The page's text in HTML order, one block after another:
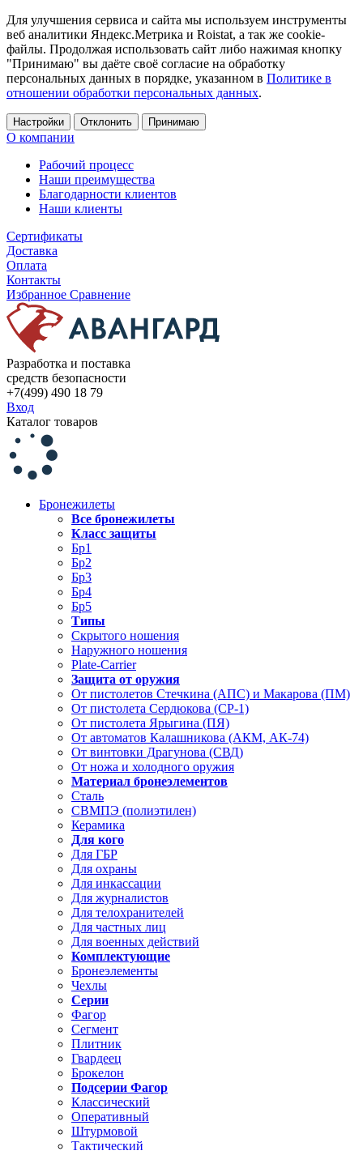
Для улучшения сервиса и сайта мы используем инструменты
веб аналитики Яндекс.Метрика и Roistat, а так же cookie-
файлы. Продолжая использовать сайт либо нажимая кнопку
"Принимаю" вы даёте своё согласие на обработку
персональных данных в порядке, указанном в Политике в
отношении обработки персональных данных.
Настройки Отклонить Принимаю
О компании
Рабочий процесс
Наши преимущества
Благодарности клиентов
Наши клиенты
Сертификаты
Доставка
Оплата
Контакты
Избранное Сравнение
Разработка и поставка
средств безопасности
+7(499) 490 18 79
Вход
Каталог товаров
Бронежилеты
Все бронежилеты
Класс защиты
Бр1
Бр2
Бр3
Бр4
Бр5
Типы
Скрытого ношения
Наружного ношения
Plate-Carrier
Защита от оружия
От пистолетов Стечкина (АПС) и Макарова (ПМ)
От пистолета Сердюкова (СР-1)
От пистолета Ярыгина (ПЯ)
От автоматов Калашникова (АКМ, АК-74)
От винтовки Драгунова (СВД)
От ножа и холодного оружия
Материал бронеэлементов
Сталь
СВМПЭ (полиэтилен)
Керамика
Для кого
Для ГБР
Для охраны
Для инкассации
Для журналистов
Для телохранителей
Для частных лиц
Для военных действий
Комплектующие
Бронеэлементы
Чехлы
Серии
Фагор
Сегмент
Плитник
Гвардеец
Брокелон
Подсерии Фагор
Классический
Оперативный
Штурмовой
Тактический